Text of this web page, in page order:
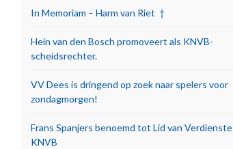
In Memoriam – Harm van Riet †
Hein van den Bosch promoveert als KNVB-
scheidsrechter.
VV Dees is dringend op zoek naar spelers voor
zondagmorgen!
Frans Spanjers benoemd tot Lid van Verdienste
KNVB